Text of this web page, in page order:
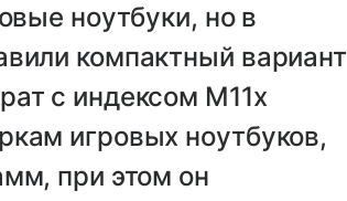
ноутбуки, но в
компактный вариант
с индексом M11x
игровых ноутбуков,
при этом он